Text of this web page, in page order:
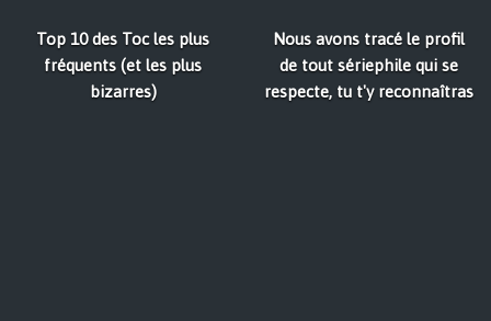
Top 10 des Toc les plus
fréquents (et les plus
bizarres)
Nous avons tracé le profil
de tout sériephile qui se
respecte, tu t'y reconnaîtras